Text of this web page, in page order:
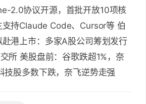
2.0协议开源，首批开放10项核
支持Claude Code、Cursor等 伯
港上市：多家A股公司筹划发行
所 美股盘前：谷歌跌超1%，奈
技股多数下跌，奈飞逆势走强